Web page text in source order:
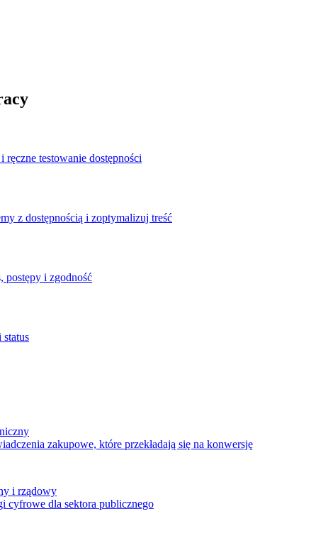
ręczne testowanie dostępności
z dostępnością i zoptymalizuj treść
postępy i zgodność
status
zakupowe, które przekładają się na konwersję
i rządowy
cyfrowe dla sektora publicznego